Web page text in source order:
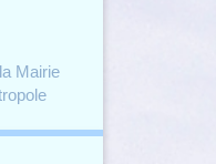
Mairie